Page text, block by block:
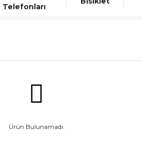
Telefonları
Ürün Bulunamadı.